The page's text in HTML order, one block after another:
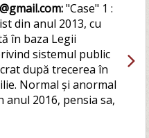
"Case" 1 :
din anul 2013, cu
în baza Legii
sistemul public
după trecerea în
Normal și anormal
anul 2016, pensia sa,